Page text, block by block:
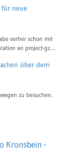
neue
vorher schon mit
an project-gc.…
über dem
zu besuchen.
Kronsbein -